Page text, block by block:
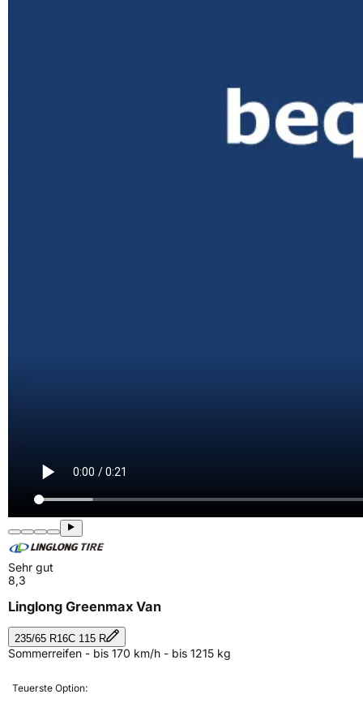
Sehr gut
8,3
Linglong Greenmax Van
235/65 R16C 115 R
Sommerreifen - bis 170 km/h - bis 1215 kg
Teuerste Option: